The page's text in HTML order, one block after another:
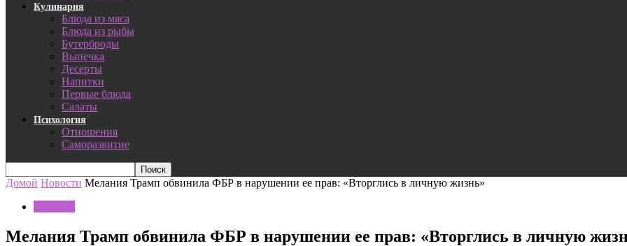
Кулинария
Блюда из мяса
Блюда из рыбы
Бутерброды
Выпечка
Десерты
Напитки
Первые блюда
Салаты
Психология
Отношения
Саморазвитие
Домой Новости Мелания Трамп обвинила ФБР в нарушении ее прав: «Вторглись в личную жизнь»
Мелания Трамп обвинила ФБР в нарушении ее прав: «Вторглись в личную